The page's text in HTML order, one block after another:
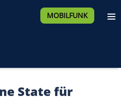
MOBILFUNK
State für